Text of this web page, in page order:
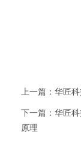
上一篇：华匠
下一篇：华匠
原理